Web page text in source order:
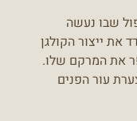
שבו נעשה
את ייצור הקולגן
את המרקם שלו.
עור הפנים